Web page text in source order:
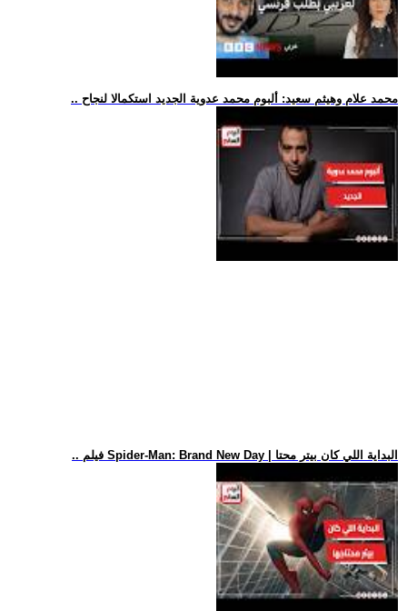
.. محمد علام وهيثم سعيد: ألبوم محمد عدوية الجديد استكمالا لنجاح
.. فيلم Spider-Man: Brand New Day | البداية اللي كان بيتر محتا